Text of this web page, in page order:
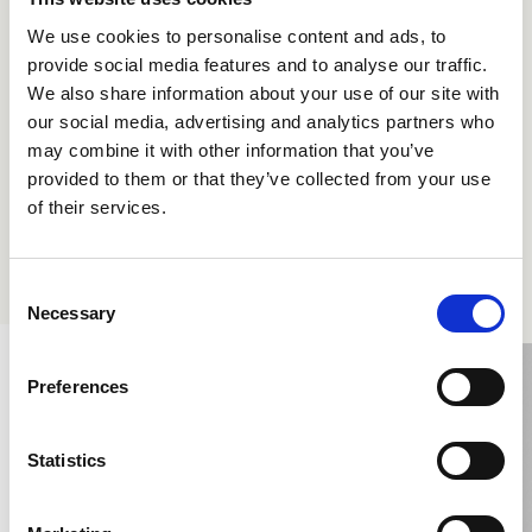
We use cookies to personalise content and ads, to
provide social media features and to analyse our traffic.
We also share information about your use of our site with
our social media, advertising and analytics partners who
may combine it with other information that you’ve
provided to them or that they’ve collected from your use
of their services.
Selection
Necessary
Preferences
Statistics
CRIAB705 CRIAB755